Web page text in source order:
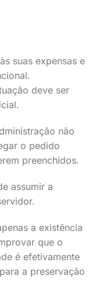
suas expensas e
deve ser
não
o pedido
preenchidos.
assumir a
a existência
que o
é efetivamente
a preservação